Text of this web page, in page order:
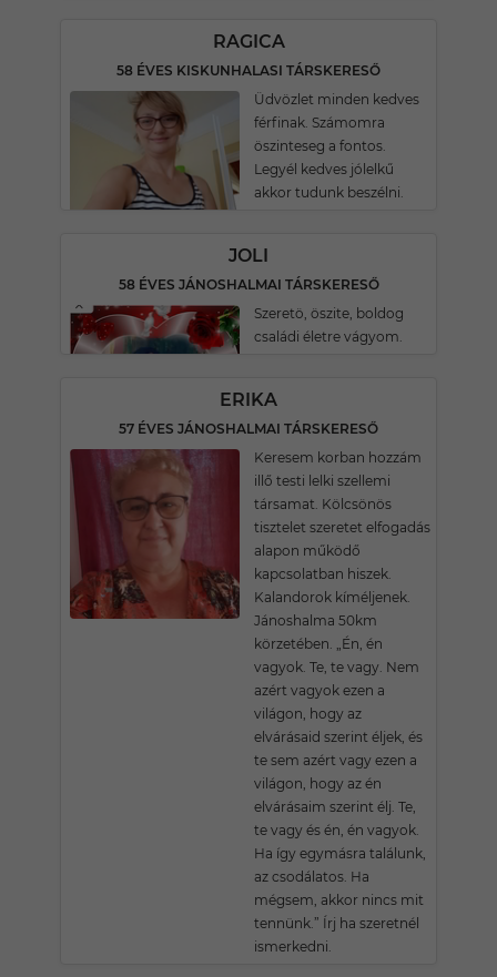
RAGICA
58 ÉVES KISKUNHALASI TÁRSKERESŐ
Üdvözlet minden kedves
férfinak. Számomra
öszinteseg a fontos.
Legyél kedves jólelkű
akkor tudunk beszélni.
JOLI
58 ÉVES JÁNOSHALMAI TÁRSKERESŐ
Szeretö, öszite, boldog
családi életre vágyom.
ERIKA
57 ÉVES JÁNOSHALMAI TÁRSKERESŐ
Keresem korban hozzám
illő testi lelki szellemi
társamat. Kölcsönös
tisztelet szeretet elfogadás
alapon működő
kapcsolatban hiszek.
Kalandorok kíméljenek.
Jánoshalma 50km
körzetében. „Én, én
vagyok. Te, te vagy. Nem
azért vagyok ezen a
világon, hogy az
elvárásaid szerint éljek, és
te sem azért vagy ezen a
világon, hogy az én
elvárásaim szerint élj. Te,
te vagy és én, én vagyok.
Ha így egymásra találunk,
az csodálatos. Ha
mégsem, akkor nincs mit
tennünk.” Írj ha szeretnél
ismerkedni.